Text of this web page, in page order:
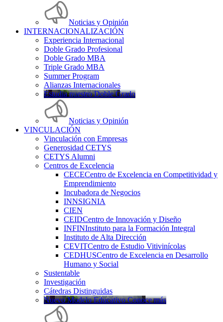
Noticias y Opinión
INTERNACIONALIZACIÓN
Experiencia Internacional
Doble Grado Profesional
Doble Grado MBA
Triple Grado MBA
Summer Program
Alianzas Internacionales
Estudia nuestro Doble Grado
Noticias y Opinión
VINCULACIÓN
Vinculación con Empresas
Generosidad CETYS
CETYS Alumni
Centros de Excelencia
CECECentro de Excelencia en Competitividad y
Emprendimiento
Incubadora de Negocios
INNSIGNIA
CIEN
CEIDCentro de Innovación y Diseño
INFINInstituto para la Formación Integral
Instituto de Alta Dirección
CEVITCentro de Estudio Vitivinícolas
CEDHUSCentro de Excelencia en Desarrollo
Humano y Social
Sustentable
Investigación
Cátedras Distinguidas
Nuevo Modelo Educativo Conoce más